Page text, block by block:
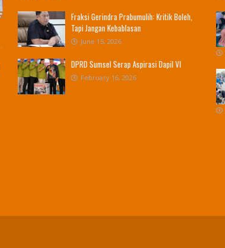
Fraksi Gerindra Prabumulih: Kritik Boleh,
Tapi Jangan Kebablasan
June 15, 2026
DPRD Sumsel Serap Aspirasi Dapil VI
February 16, 2026